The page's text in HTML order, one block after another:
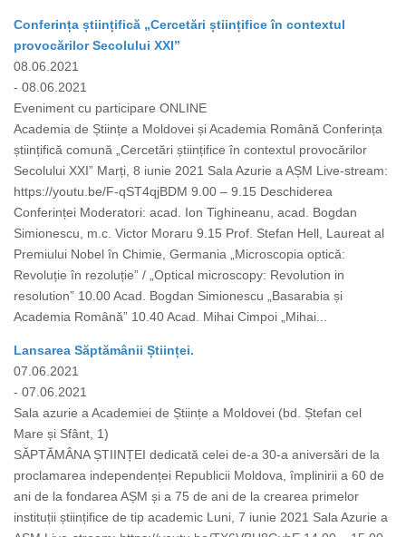
Conferința științifică „Cercetări științifice în contextul
provocărilor Secolului XXI”
08.06.2021
- 08.06.2021
Eveniment cu participare ONLINE
Academia de Științe a Moldovei și Academia Română Conferința
științifică comună „Cercetări științifice în contextul provocărilor
Secolului XXI” Marți, 8 iunie 2021 Sala Azurie a AȘM Live-stream:
https://youtu.be/F-qST4qjBDM 9.00 – 9.15 Deschiderea
Conferinței Moderatori: acad. Ion Tighineanu, acad. Bogdan
Simionescu, m.c. Victor Moraru 9.15 Prof. Stefan Hell, Laureat al
Premiului Nobel în Chimie, Germania „Microscopia optică:
Revoluție în rezoluție” / „Optical microscopy: Revolution in
resolution” 10.00 Acad. Bogdan Simionescu „Basarabia și
Academia Română” 10.40 Acad. Mihai Cimpoi „Mihai...
Lansarea Săptămânii Științei.
07.06.2021
- 07.06.2021
Sala azurie a Academiei de Științe a Moldovei (bd. Ștefan cel
Mare și Sfânt, 1)
SĂPTĂMÂNA ȘTIINȚEI dedicată celei de-a 30-a aniversări de la
proclamarea independenței Republicii Moldova, împlinirii a 60 de
ani de la fondarea AȘM și a 75 de ani de la crearea primelor
instituții științifice de tip academic Luni, 7 iunie 2021 Sala Azurie a